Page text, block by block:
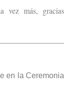
vez más, gracias
en la Ceremonia